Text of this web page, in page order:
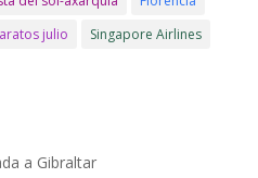
julio
Singapore Airlines
a Gibraltar